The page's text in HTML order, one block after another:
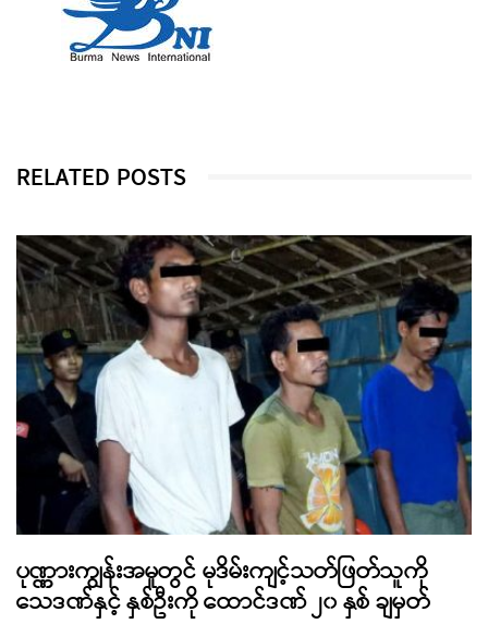
RELATED POSTS
ပုဏ္ဏားကျွန်းအမှုတွင် မုဒိမ်းကျင့်သတ်ဖြတ်သူကို
သေဒဏ်နှင့် နှစ်ဦးကို ထောင်ဒဏ် ၂၀ နှစ် ချမှတ်